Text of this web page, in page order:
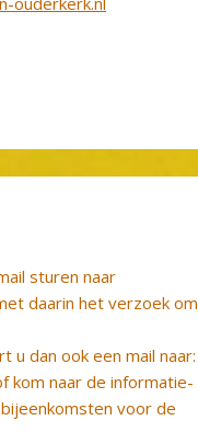
sturen naar
daarin het verzoek om
u dan ook een mail naar:
kom naar de informatie-
voor de